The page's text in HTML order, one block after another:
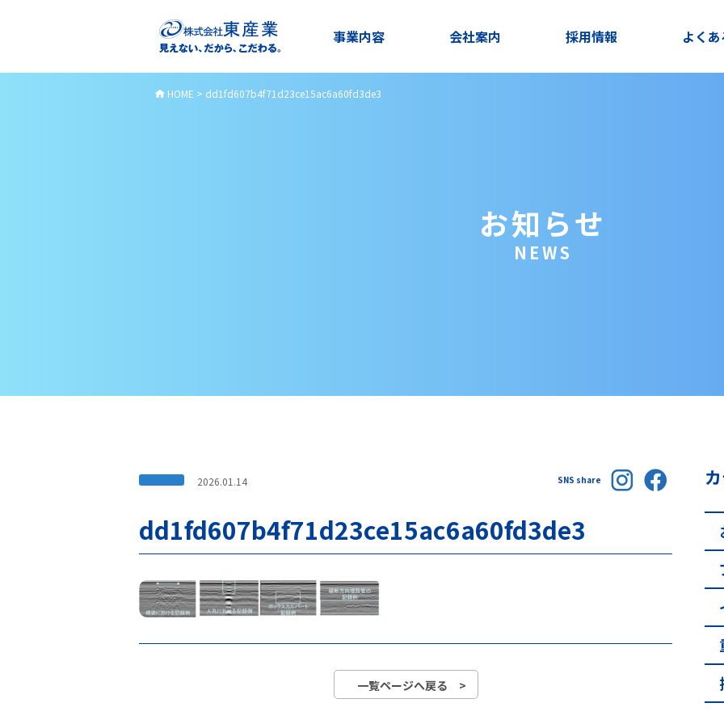
事業内容 会社案内 採用情報 よく
HOME > dd1fd607b4f71d23ce15ac6a60fd3de3
お知らせ
NEWS
2026.01.14 SNS share
dd1fd607b4f71d23ce15ac6a60fd3de3
一覧ページへ戻る >